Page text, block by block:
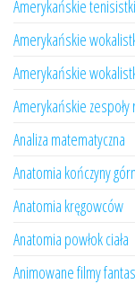
Amerykańskie tenisistki
Amerykańskie
Amerykańskie
Amerykańskie
Analiza matematyczna
Anatomia kończyny
Anatomia kręgowców
Anatomia powłok ciała
Animowane filmy